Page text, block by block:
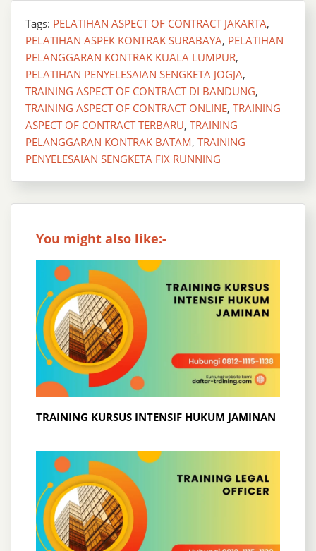
Tags: PELATIHAN ASPECT OF CONTRACT JAKARTA,
PELATIHAN ASPEK KONTRAK SURABAYA, PELATIHAN
PELANGGARAN KONTRAK KUALA LUMPUR,
PELATIHAN PENYELESAIAN SENGKETA JOGJA,
TRAINING ASPECT OF CONTRACT DI BANDUNG,
TRAINING ASPECT OF CONTRACT ONLINE, TRAINING
ASPECT OF CONTRACT TERBARU, TRAINING
PELANGGARAN KONTRAK BATAM, TRAINING
PENYELESAIAN SENGKETA FIX RUNNING
You might also like:-
TRAINING KURSUS INTENSIF HUKUM JAMINAN